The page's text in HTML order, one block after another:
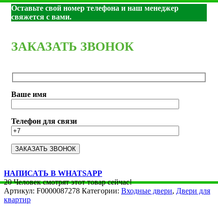
Оставьте свой номер телефона и наш менеджер
свяжется с вами.
ЗАКАЗАТЬ ЗВОНОК
Ваше имя
Телефон для связи
НАПИСАТЬ В WHATSAPP
20 Человек смотрят этот товар сейчас!
Артикул: F0000087278 Категории: Входные двери, Двери для
квартир